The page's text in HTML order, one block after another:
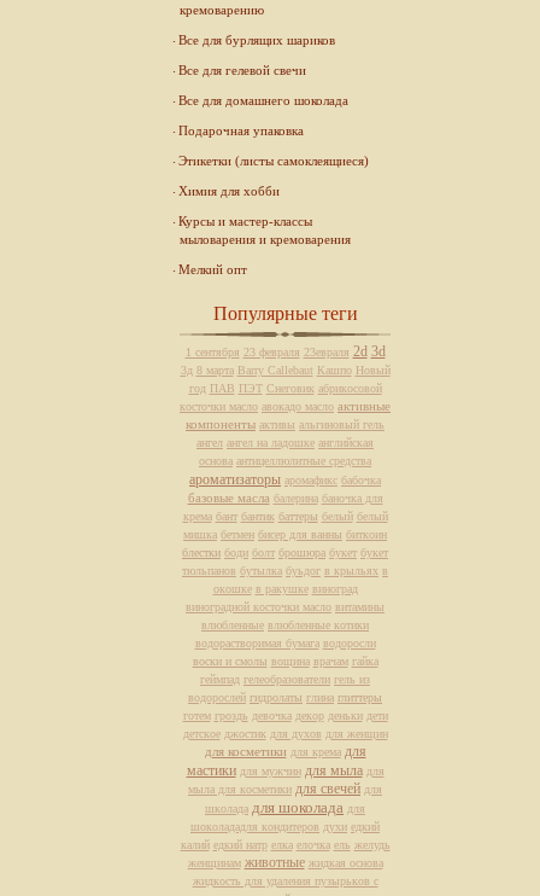
кремоварению
Все для бурлящих шариков
Все для гелевой свечи
Все для домашнего шоколада
Подарочная упаковка
Этикетки (листы самоклеящиеся)
Химия для хобби
Курсы и мастер-классы
мыловарения и кремоварения
Мелкий опт
Популярные теги
1 сентября 23 февраля 23евраля 2d 3d
3д 8 марта Barry Callebaut Кашпо Новый
год ПАВ ПЭТ Снеговик абрикосовой
косточки масло авокадо масло активные
компоненты активы альгиновый гель
ангел ангел на ладошке английская
основа антицеллюлитные средства
ароматизаторы аромафикс бабочка
базовые масла балерина баночка для
крема бант бантик баттеры белый белый
мишка бетмен бисер для ванны биткоин
блестки боди болт брошюра букет букет
тюльпанов бутылка буьдог в крыльях в
окошке в ракушке виноград
виноградной косточки масло витамины
влюбленные влюбленные котики
водорастворимая бумага водоросли
воски и смолы вощина врачам гайка
геймпад гелеобразователи гель из
водорослей гидролаты глина глиттеры
готем гроздь девочка декор деньки дети
детское джостик для духов для женщин
для косметики для крема для
мастики для мужчин для мыла для
мыла для косметики для свечей для
школада для шоколада для
шоколададля кондитеров духи едкий
калий едкий натр елка елочка ель желудь
женщинам животные жидкая основа
жидкость для удаления пузырьков с